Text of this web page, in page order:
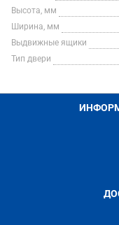
Высота, мм
Ширина, мм
Выдвижные ящики
Тип двери